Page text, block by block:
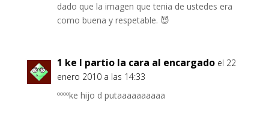
dado que la imagen que tenia de ustedes era
como buena y respetable. 😈
1 ke l partio la cara al encargado el 22
enero 2010 a las 14:33
ººººke hijo d putaaaaaaaaaa